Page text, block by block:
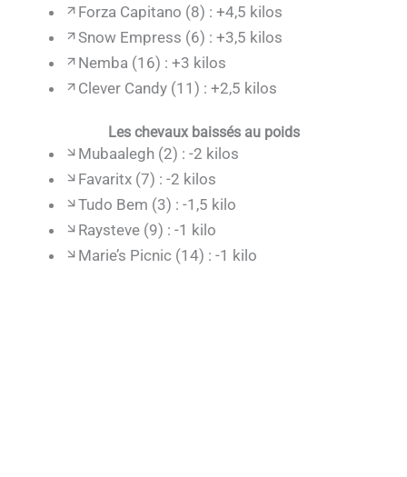
Forza Capitano (8) : +4,5 kilos
Snow Empress (6) : +3,5 kilos
Nemba (16) : +3 kilos
Clever Candy (11) : +2,5 kilos
Les chevaux baissés au poids
Mubaalegh (2) : -2 kilos
Favaritx (7) : -2 kilos
Tudo Bem (3) : -1,5 kilo
Raysteve (9) : -1 kilo
Marie’s Picnic (14) : -1 kilo